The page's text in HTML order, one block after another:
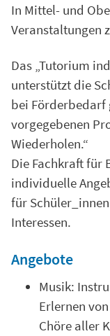
In Mittel- und
Veranstaltungen
Das „Tutorium
unterstützt die
bei Förderbedarf
vorgegebenen
Wiederholen.“
Die Fachkraft für
individuelle
für
Interessen.
Angebote
Musik:
Erlernen
Chöre aller